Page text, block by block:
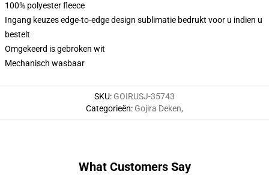
100% polyester fleece
Ingang keuzes edge-to-edge design sublimatie bedrukt voor u indien u
bestelt
Omgekeerd is gebroken wit
Mechanisch wasbaar
SKU: GOIRUSJ-35743
Categorieën: Gojira Deken,
What Customers Say